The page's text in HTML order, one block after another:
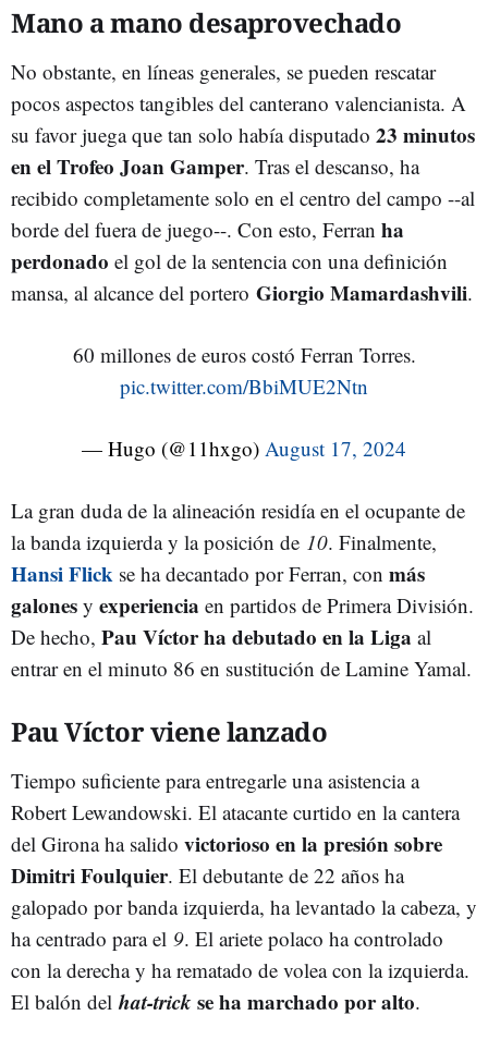
Mano a mano desaprovechado
No obstante, en líneas generales, se pueden rescatar
pocos aspectos tangibles del canterano valencianista. A
su favor juega que tan solo había disputado 23 minutos
en el Trofeo Joan Gamper. Tras el descanso, ha
recibido completamente solo en el centro del campo --al
borde del fuera de juego--. Con esto, Ferran ha
perdonado el gol de la sentencia con una definición
mansa, al alcance del portero Giorgio Mamardashvili.
60 millones de euros costó Ferran Torres.
pic.twitter.com/BbiMUE2Ntn
— Hugo (@11hxgo) August 17, 2024
La gran duda de la alineación residía en el ocupante de
la banda izquierda y la posición de 10. Finalmente,
Hansi Flick se ha decantado por Ferran, con más
galones y experiencia en partidos de Primera División.
De hecho, Pau Víctorha debutado en la Liga al
entrar en el minuto 86 en sustitución de Lamine Yamal.
Pau Víctor viene lanzado
Tiempo suficiente para entregarle una asistencia a
Robert Lewandowski. El atacante curtido en la cantera
del Girona ha salido victorioso en la presión sobre
Dimitri Foulquier. El debutante de 22 años ha
galopado por banda izquierda, ha levantado la cabeza, y
ha centrado para el 9. El ariete polaco ha controlado
con la derecha y ha rematado de volea con la izquierda.
El balón delhat-trick se ha marchado por alto.